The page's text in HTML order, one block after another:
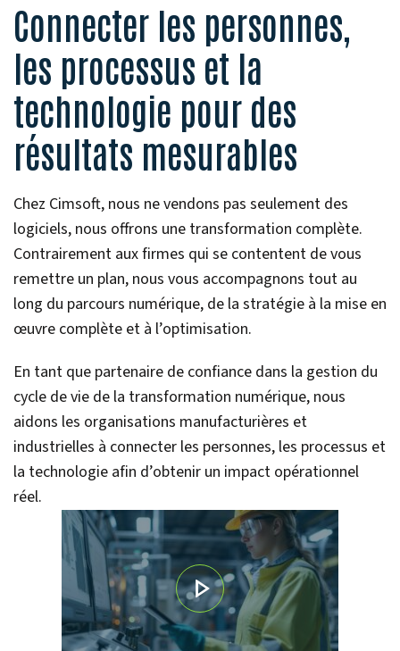
Connecter les personnes,
les processus et la
technologie pour des
résultats mesurables
Chez Cimsoft, nous ne vendons pas seulement des
logiciels, nous offrons une transformation complète.
Contrairement aux firmes qui se contentent de vous
remettre un plan, nous vous accompagnons tout au
long du parcours numérique, de la stratégie à la mise en
œuvre complète et à l’optimisation.
En tant que partenaire de confiance dans la gestion du
cycle de vie de la transformation numérique, nous
aidons les organisations manufacturières et
industrielles à connecter les personnes, les processus et
la technologie afin d’obtenir un impact opérationnel
réel.